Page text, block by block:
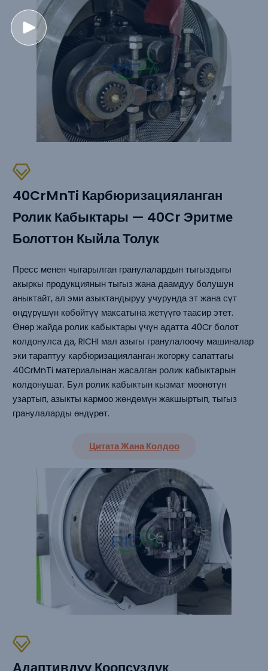
40CrMnTi Карбюризацияланган
Ролик Кабыктары — 40Cr Эритме
Болоттон Кыйла Толук
Пресс менен чыгарылган гранулалардын тыгыздыгы
акыркы продукциянын тыгыз жана даамдуу болушун
аныктайт, ал эми азыктандыруу учурунда эт жана сүт
өндүрүшүн көбөйтүү максатына жетүүгө таасир этет.
Өнөр жайда ролик кабыктары үчүн адатта 40Cr болот
колдонулса да, RICHI мал азыгы гранулалоочу машиналар
эки тараптуу карбюризацияланган жогорку сапаттагы
40CrMnTi материалынан жасалган ролик кабыктарын
колдонушат. Бул ролик кабыктын кызмат мөөнөтүн
узартып, азыкты кармоо жөндөмүн жакшыртып, тыгыз
гранулаларды өндүрөт.
Цитата Жана Колдоо